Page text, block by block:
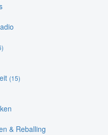
(15)
& Reballing